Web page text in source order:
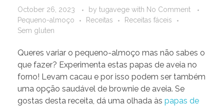
October 26, 2023 by tugavege with No Comment
Pequeno-almoço
Receitas
Receitas fáceis
Sem gluten
Queres variar o pequeno-almoço mas não sabes o
que fazer? Experimenta estas papas de aveia no
forno! Levam cacau e por isso podem ser também
uma opção saudável de brownie de aveia. Se
gostas desta receita, dá uma olhada às papas de